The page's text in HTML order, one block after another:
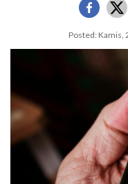
Posted: Kamis,